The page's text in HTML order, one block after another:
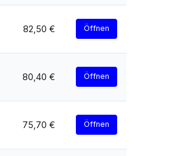
82,50 € Öffnen
80,40 € Öffnen
75,70 € Öffnen